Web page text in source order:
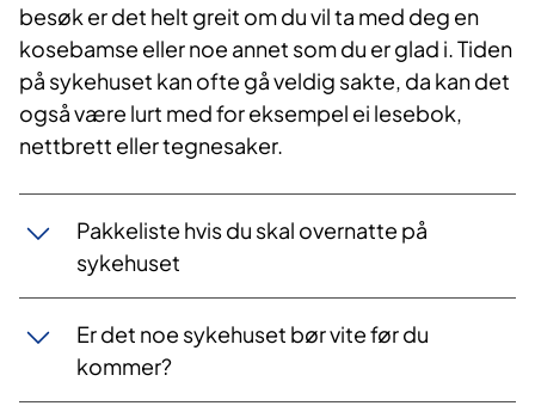
besøk er det helt greit om du vil ta med deg en
kosebamse eller noe annet som du er glad i. Tiden
på sykehuset kan ofte gå veldig sakte, da kan det
også være lurt med for eksempel ei lesebok,
nettbrett eller tegnesaker.
​Pak​keliste hvis du skal overnatte på
sykehuset
Er det noe sykehuset bør vite før du
kommer?